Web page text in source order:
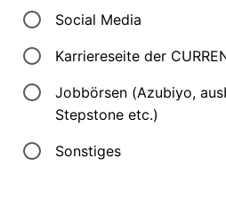
Social Media
Karriereseite der
Jobbörsen (Azubiyo,
Stepstone etc.)
Sonstiges